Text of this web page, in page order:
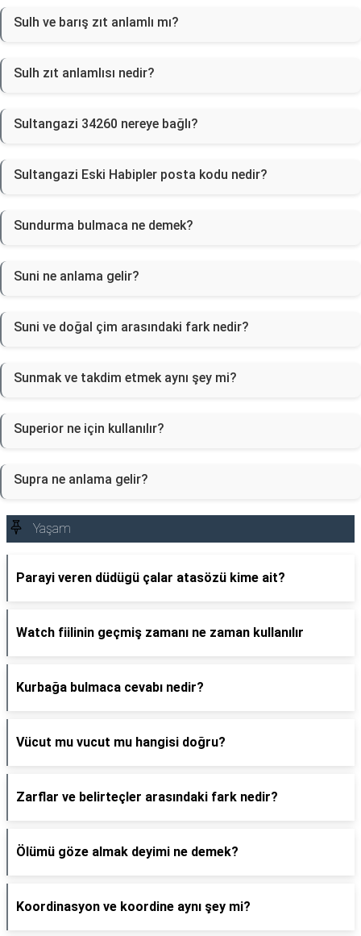
Sulh ve barış zıt anlamlı mı?
Sulh zıt anlamlısı nedir?
Sultangazi 34260 nereye bağlı?
Sultangazi Eski Habipler posta kodu nedir?
Sundurma bulmaca ne demek?
Suni ne anlama gelir?
Suni ve doğal çim arasındaki fark nedir?
Sunmak ve takdim etmek aynı şey mi?
Superior ne için kullanılır?
Supra ne anlama gelir?
Yaşam
Parayi veren düdügü çalar atasözü kime ait?
Watch fiilinin geçmiş zamanı ne zaman kullanılır
Kurbağa bulmaca cevabı nedir?
Vücut mu vucut mu hangisi doğru?
Zarflar ve belirteçler arasındaki fark nedir?
Ölümü göze almak deyimi ne demek?
Koordinasyon ve koordine aynı şey mi?